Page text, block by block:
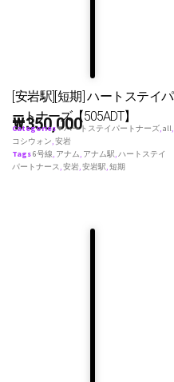
[安岩駅][短期] ハートステイパ
ートナーズ【505ADT】
₩350,000
Categories♥ ハートステイパートナーズ,all,
コシウォン,安岩
Tags6号線, アナム, アナム駅,ハートステイ
パートナース,安岩,安岩駅,短期